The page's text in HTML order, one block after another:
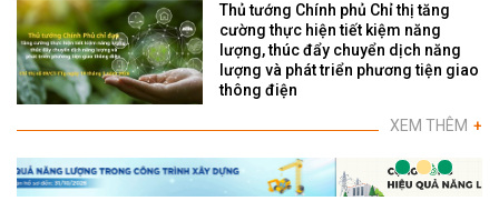
Thủ tướng Chính phủ Chỉ thị tăng
cường thực hiện tiết kiệm năng
lượng, thúc đẩy chuyển dịch năng
lượng và phát triển phương tiện giao
thông điện
XEM THÊM +